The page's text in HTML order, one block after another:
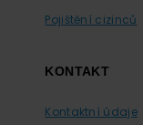
Pojištění cizinců
KONTAKT
Kontaktní údaje